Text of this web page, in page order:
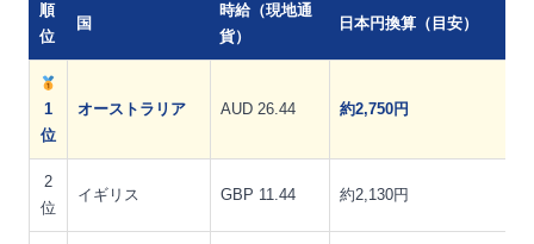
順
位
国
時給（現地通
貨）
日本円換算（目安）
1
位
オーストラリア AUD 26.44 約2,750円
2
位
イギリス GBP 11.44 約2,130円